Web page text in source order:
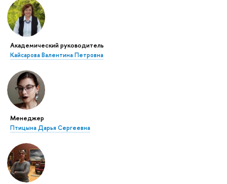
Академический руководитель
Кайсарова Валентина Петровна
Менеджер
Птицына Дарья Сергеевна